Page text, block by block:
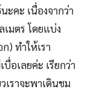
ะคะ เนื่องจากว่า
มตร โดยแบ่ง
) ทำให้เรา
อเลยค่ะ เรียกว่า
เราจะพาเดินชม